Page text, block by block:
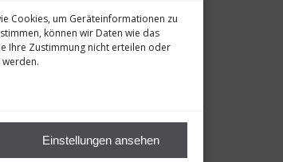
Cookies, um Geräteinformationen zu
können wir Daten wie das
Ihre Zustimmung nicht erteilen oder
Einstellungen ansehen